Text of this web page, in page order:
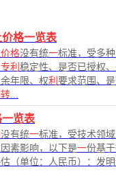
格一览表
格没有统一标准，受多
专利 稳定性、是否已授权
年限、权利 要求范围、
...
览表
没有统一标准，受技术领域
素影响，以下是一份基
（单位：人民币）：发明